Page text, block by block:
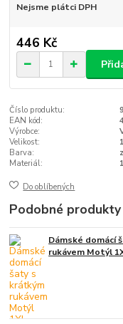
Nejsme plátci DPH
446 Kč
Číslo produktu:
EAN kód:
Výrobce:
Velikost:
Barva:
Materiál:
Do oblíbených
Podobné produkty
Dámské domácí
rukávem Motýl